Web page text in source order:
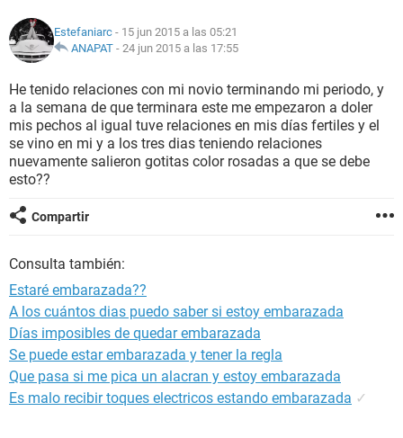
NUTRICIÓN
BIENESTAR
SEXUALIDAD
GLOSARIO
Estefaniarc - 15 jun 2015 a las 05:21
ANAPAT - 24 jun 2015 a las 17:55
He tenido relaciones con mi novio terminando mi periodo, y
a la semana de que terminara este me empezaron a doler
mis pechos al igual tuve relaciones en mis días fertiles y el
se vino en mi y a los tres dias teniendo relaciones
nuevamente salieron gotitas color rosadas a que se debe
esto??
Compartir
Consulta también:
Estaré embarazada??
A los cuántos dias puedo saber si estoy embarazada
Días imposibles de quedar embarazada
Se puede estar embarazada y tener la regla
Que pasa si me pica un alacran y estoy embarazada
Es malo recibir toques electricos estando embarazada ✓